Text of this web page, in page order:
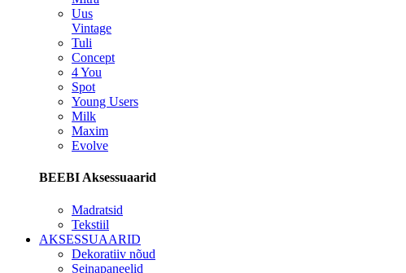
Uus
Vintage
Tuli
Concept
4 You
Spot
Young Users
Milk
Maxim
Evolve
BEEBI Aksessuaarid
Madratsid
Tekstiil
AKSESSUAARID
Dekoratiiv nõud
Seinapaneelid